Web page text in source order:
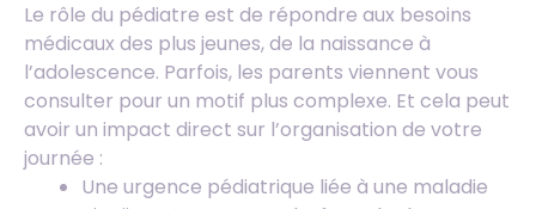
Le rôle du pédiatre est de répondre aux besoins
médicaux des plus jeunes, de la naissance à
l’adolescence. Parfois, les parents viennent vous
consulter pour un motif plus complexe. Et cela peut
avoir un impact direct sur l’organisation de votre
journée :
Une urgence pédiatrique liée à une maladie